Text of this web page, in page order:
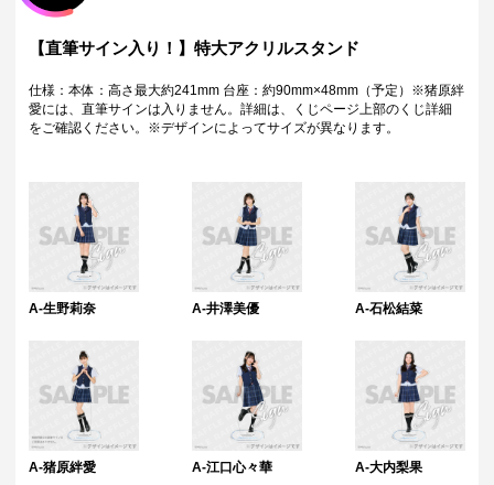
5連特典
注意事項
・景品に使用する写真や素材はやむを得ない事情により、後日撮影した
・景品デザインはイメージです。状況によりデザイン・仕様が変更とな
る可能性がございます。
・景品の種類または景品デザインによってサイズが異なる場合がござい
・くじご利用後のお客様都合での景品のキャンセル・返品・交換はいた
しかねます。
・景品の配送完了から1ヶ月経過後にお問合せいただいた景品の不備、未
他営利目的での転売行為は禁止しております。
・本サービスで獲得された動画･画像･ボイス等のデジタルコンテンツ
は、出品者が著作権を有しております。無断でのSNS等での公開、譲
渡、その他著作権を侵害する行為は禁止しております。
・当選権利は当選者ご本人のみ有効となります。当選権利の譲渡、オー
クション等への出品、その他営利目的での転売は禁止しております。
・運営様の都合により、一部サイン入り景品がご用意ができなくなる場
【直筆サイン入り！】特大アクリルスタンド
仕様：本体：高さ最大約241mm 台座：約90mm×48mm（予定）※猪原絆
愛には、直筆サインは入りません。詳細は、くじページ上部のくじ詳細
をご確認ください。※デザインによってサイズが異なります。
A-生野莉奈 A-井澤美優 A-石松結菜
A-猪原絆愛 A-江口心々華 A-大内梨果